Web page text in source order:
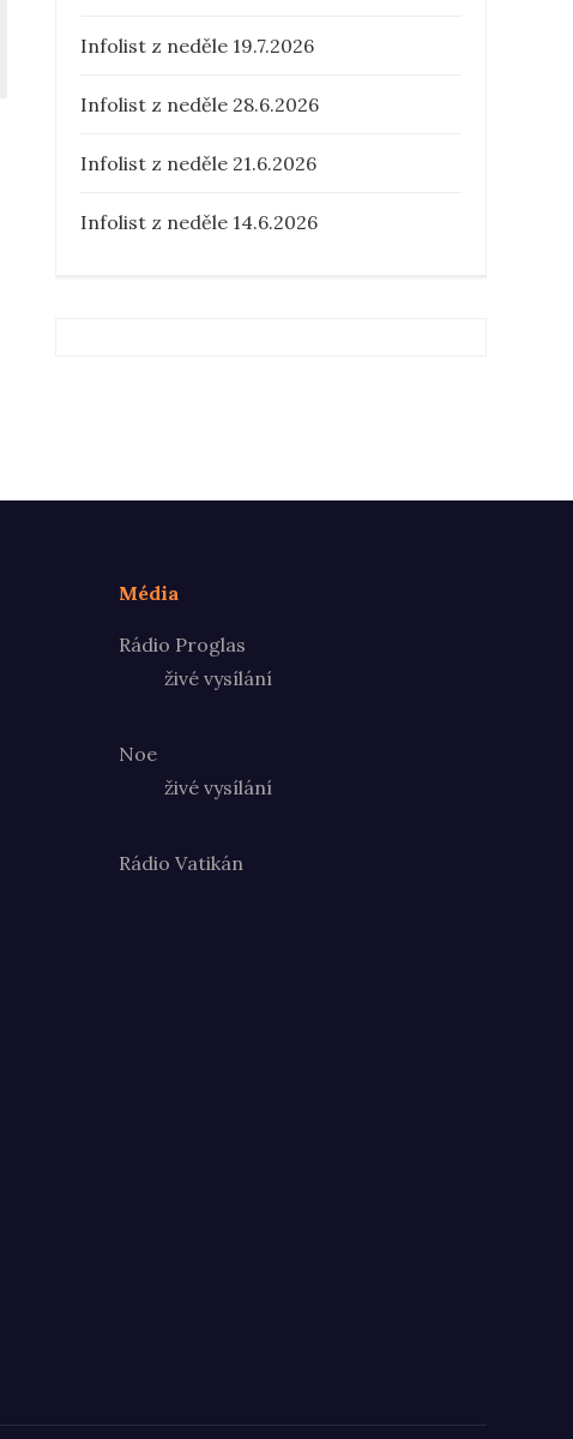
Infolist z neděle 19.7.2026
Infolist z neděle 28.6.2026
Infolist z neděle 21.6.2026
Infolist z neděle 14.6.2026
Média
Rádio Proglas
živé vysílání
Noe
živé vysílání
Rádio Vatikán